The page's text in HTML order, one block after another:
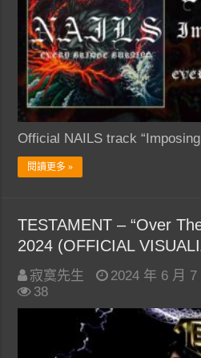
Official NAILS track
閱讀更多 »
TESTAMENT – “Over
2024 (OFFICIAL
寂寞先生 2024 年 6 月 7
38